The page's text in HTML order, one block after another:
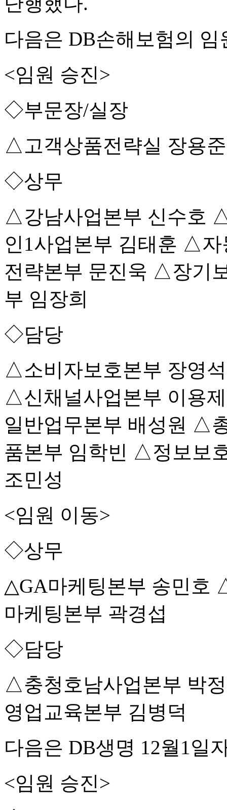
다음은 DB손해보험의 임
<임원 승진>
◇부문장/실장
△고객상품전략실 장용
◇상무
△강남사업본부 신수호
인1사업본부 김태훈 △
전략본부 문진욱 △장기
부 임장희
◇담당
△소비자보호본부 장영
△신채널사업본부 이용
일반업무본부 배성원 △
품본부 임학빈 △정보보
조민성
<임원 이동>
◇상무
△GA마케팅본부 송민호
마케팅본부 곽경섭
◇담당
△충청호남사업본부 박
영업교육본부 김병덕
다음은 DB생명 12월1일
<임원 승진>